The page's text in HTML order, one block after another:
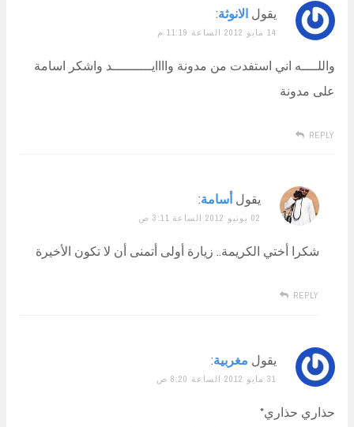
يقول الانوثة:
14 مايو 2012 الساعة 11:19 م
واللــــه اني استفدت من مدونة واااايــــــــــد واشكر اسامة
على مدونة
REPLY
يقول أسامة:
02 يونيو 2012 الساعة 3:11 ص
شكرا أختي الكريمة.. زيارة أولى أتمنى أن لا تكون الأخيرة
REPLY
يقول مغربية:
31 مايو 2012 الساعة 8:20 ص
حذاري حذاري*